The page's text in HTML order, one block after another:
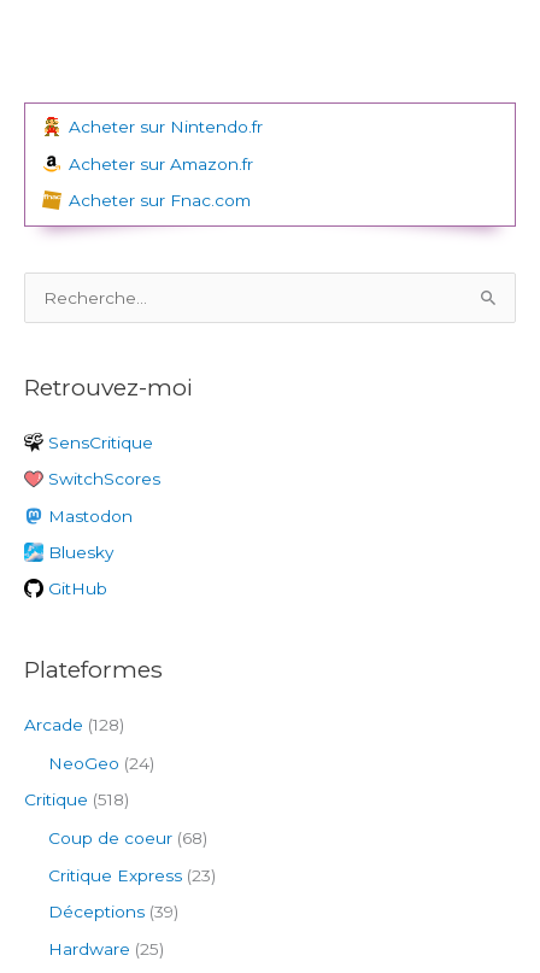
Acheter sur Nintendo.fr
Acheter sur Amazon.fr
Acheter sur Fnac.com
e
h
r
c
h
e
r
Retrouvez-moi
SensCritique
SwitchScores
Mastodon
Bluesky
GitHub
Plateformes
Arcade (128)
NeoGeo (24)
Critique (518)
Coup de coeur (68)
Critique Express (23)
Déceptions (39)
Hardware (25)